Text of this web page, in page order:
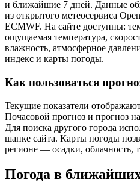
и ближайшие 7 дней. Данные
из открытого метеосервиса
ECMWF. На сайте доступны:
ощущаемая температура,
влажность, атмосферное
индекс и карты погоды.
Как пользоваться
Текущие показатели
Почасовой прогноз и прогноз
Для поиска другого города
шапке сайта. Карты погоды
регионе — осадки, облачность,
Погода в